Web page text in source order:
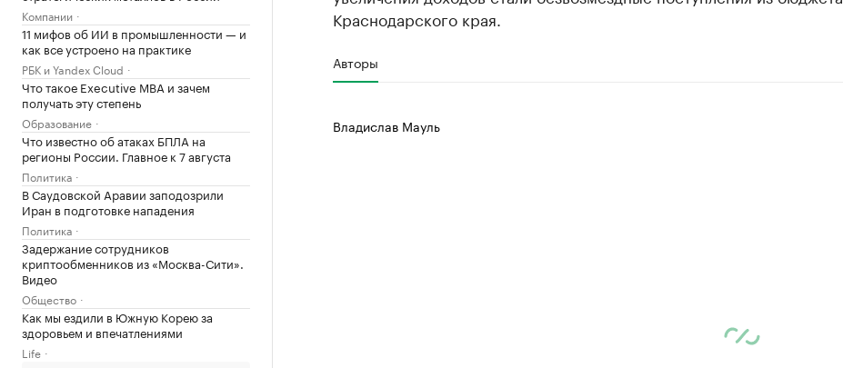
Компании
11 мифов об ИИ в промышленности — и
как все устроено на практике
РБК и Yandex Cloud
Что такое Executive MBA и зачем
получать эту степень
Образование
Что известно об атаках БПЛА на
регионы России. Главное к 7 августа
Политика
В Саудовской Аравии заподозрили
Иран в подготовке нападения
Политика
Задержание сотрудников
криптообменников из «Москва-Сити».
Видео
Общество
Как мы ездили в Южную Корею за
здоровьем и впечатлениями
Life
Краснодарского края.
Авторы
Владислав Мауль